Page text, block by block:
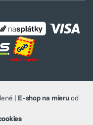
| E-shop na mieruod